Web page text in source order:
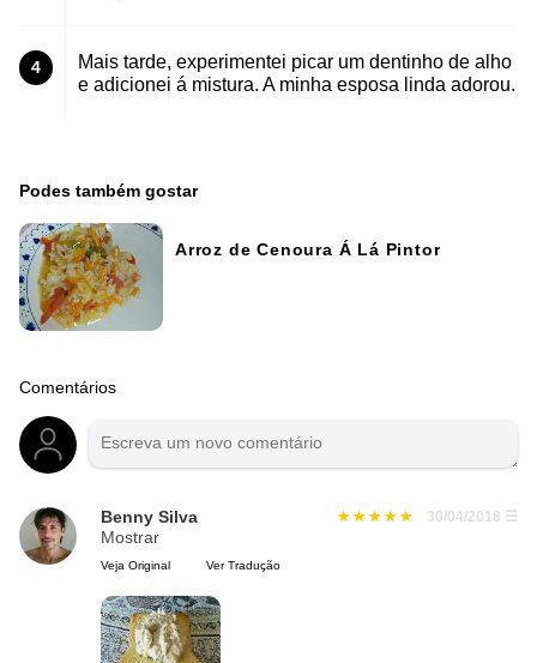
4
Mais tarde, experimentei picar um dentinho de alho
e adicionei á mistura. A minha esposa linda adorou.
Podes também gostar
Arroz de Cenoura Á Lá Pintor
Comentários
Benny Silva 30/04/2018 ☰
Mostrar
Veja Original Ver Tradução